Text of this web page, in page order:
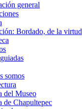
general
Bordado, de la virtud
somos
del Museo
de Chapultepec